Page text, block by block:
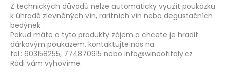
Z technických důvodů nelze automaticky využít poukázku
k úhradě zlevněných vín, raritních vín nebo degustačních
bedýnek .
Pokud máte o tyto produkty zájem a chcete je hradit
dárkovým poukazem, kontaktujte nás na
tel.: 603158255, 774870915 nebo info@wineofitaly.cz
Rádi vám vyhovíme.
HLEDAT
D
o